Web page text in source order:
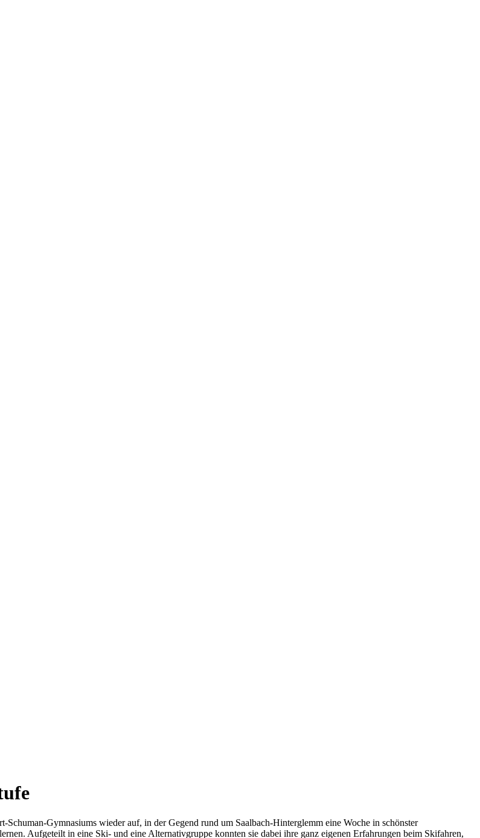
Schuman-Gymnasiums wieder auf, in der Gegend rund um Saalbach-Hinterglemm eine Woche in schönster
Aufgeteilt in eine Ski- und eine Alternativgruppe konnten sie dabei ihre ganz eigenen Erfahrungen beim Skifahren,